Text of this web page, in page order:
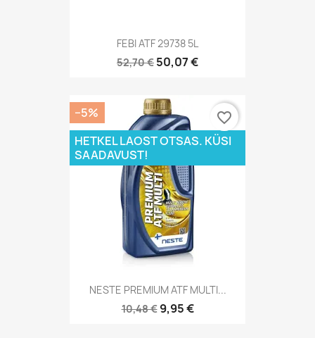
FEBI ATF 29738 5L
52,70 € 50,07 €
NESTE PREMIUM ATF MULTI...
10,48 € 9,95 €
−5%
HETKEL LAOST OTSAS. KÜSI
SAADAVUST!
favorite_border